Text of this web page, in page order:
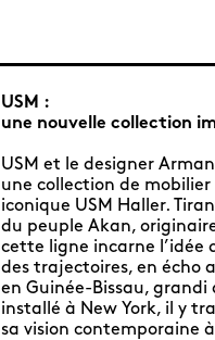
USM :
une nouvelle collection
USM et le designer
une collection de
iconique USM Haller.
du peuple Akan,
cette ligne incarne
des trajectoires, en écho
en Guinée-Bissau,
installé à New York, il y
sa vision contemporaine